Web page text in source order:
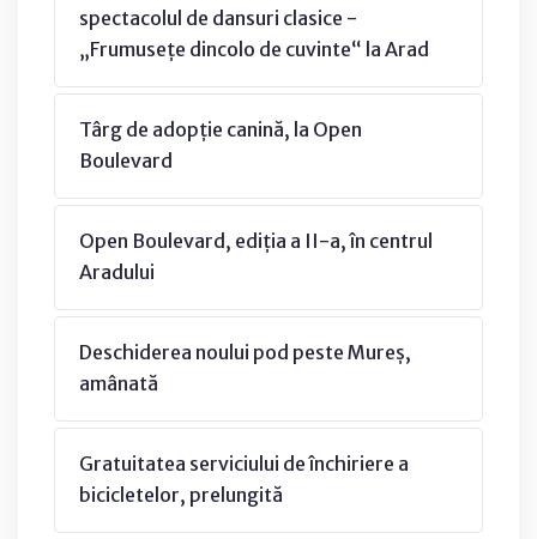
spectacolul de dansuri clasice -
„Frumusețe dincolo de cuvinte“ la Arad
Târg de adopție canină, la Open
Boulevard
Open Boulevard, ediția a II-a, în centrul
Aradului
Deschiderea noului pod peste Mureș,
amânată
Gratuitatea serviciului de închiriere a
bicicletelor, prelungită